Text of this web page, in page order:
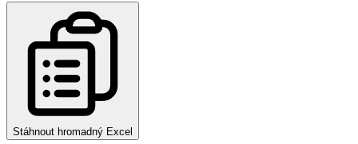
Stáhnout hromadný Excel